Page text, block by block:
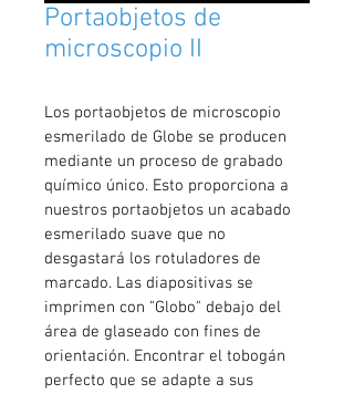
Portaobjetos de
microscopio II
Los portaobjetos de microscopio
esmerilado de Globe se producen
mediante un proceso de grabado
químico único. Esto proporciona a
nuestros portaobjetos un acabado
esmerilado suave que no
desgastará los rotuladores de
marcado. Las diapositivas se
imprimen con "Globo" debajo del
área de glaseado con fines de
orientación. Encontrar el tobogán
perfecto que se adapte a sus